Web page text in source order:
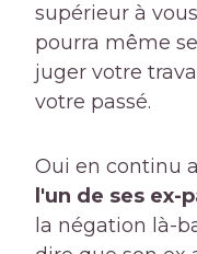
supérieur à
pourra même
juger votre
votre passé.
Oui en continu
l'un de ses ex-
la négation là-